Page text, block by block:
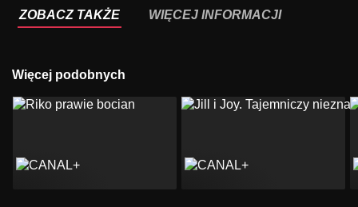
ZOBACZ TAKŻE WIĘCEJ INFORMACJI
Więcej podobnych